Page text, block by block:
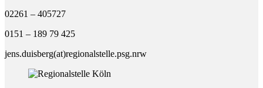
02261 – 405727
0151 – 189 79 425
jens.duisberg(at)regionalstelle.psg.nrw